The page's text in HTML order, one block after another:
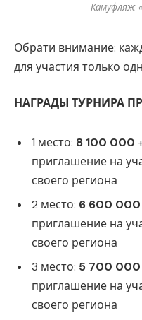
Камуфляж
Обрати внимание:
для участия только
НАГРАДЫ ТУРНИРА
1 место: 8 100 000
приглашение на
своего региона
2 место: 6 600 000
приглашение на
своего региона
3 место: 5 700 000
приглашение на
своего региона